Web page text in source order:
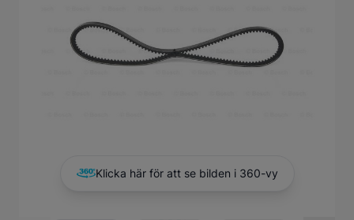
Klicka här för att se bilden i 360-vy